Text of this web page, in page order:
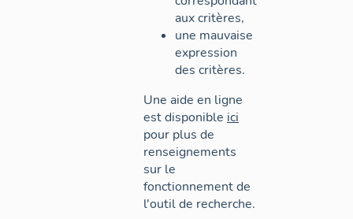
aux critères,
une mauvaise
expression
des critères.
Une aide en ligne
est disponible ici
pour plus de
renseignements
sur le
fonctionnement de
l'outil de recherche.